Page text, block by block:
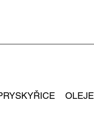
OLEJE